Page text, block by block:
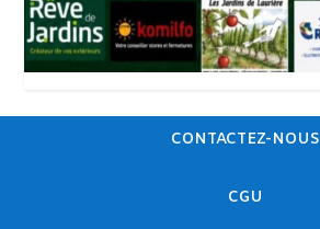
CONTACTEZ-NOUS
CGU